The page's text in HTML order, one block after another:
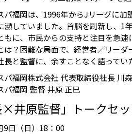
パ福岡は、 1996年からJリーグに加
瀕していました。首脳を刷新し、 1
もに、市民からの支持と注目を急
は？困難な局面で、経営者／リー
長と監督に、余すことなく語ってい
パ福岡株式会社 代表取締役社長 川
パ福岡 監督 井原 正巳
井原監督」トークセ
9日（日）18：00